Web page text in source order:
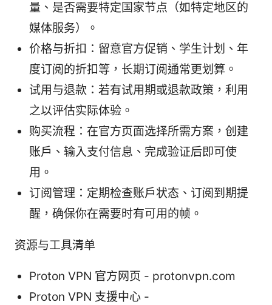
量、是否需要特定国家节点（如特定地区的
媒体服务）。
价格与折扣：留意官方促销、学生计划、年
度订阅的折扣等，长期订阅通常更划算。
试用与退款：若有试用期或退款政策，利用
之以评估实际体验。
购买流程：在官方页面选择所需方案，创建
账户、输入支付信息、完成验证后即可使
用。
订阅管理：定期检查账户状态、订阅到期提
醒，确保你在需要时有可用的帧。
资源与工具清单
Proton VPN 官方网页 - protonvpn.com
Proton VPN 支援中心 -